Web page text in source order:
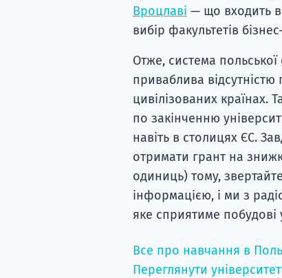
Вроцлаві — що входить в
вибір факультетів
Отже, система польської
приваблива
цивілізованих країнах.
по закінченню
навіть в столицях ЄС.
отримати грант на
одиниць) тому,
інформацією, і ми з
яке сприятиме побудові
Все про навчання в
Переглянути